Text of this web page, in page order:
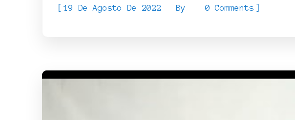
[ 19 De Agosto De 2022 By 0 Comments ]